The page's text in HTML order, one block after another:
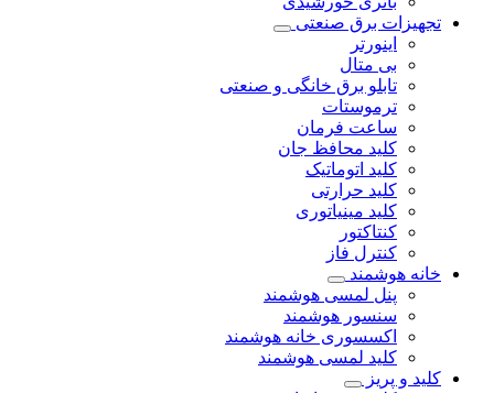
تجهیزات برق صنعتی
اینورتر
بی متال
تابلو برق خانگی و صنعتی
ترموستات
ساعت فرمان
کلید محافظ جان
کلید اتوماتیک
کلید حرارتی
کلید مینیاتوری
کنتاکتور
کنترل فاز
خانه هوشمند
پنل لمسی هوشمند
سنسور هوشمند
اکسسوری خانه هوشمند
کلید لمسی هوشمند
کلید و پریز